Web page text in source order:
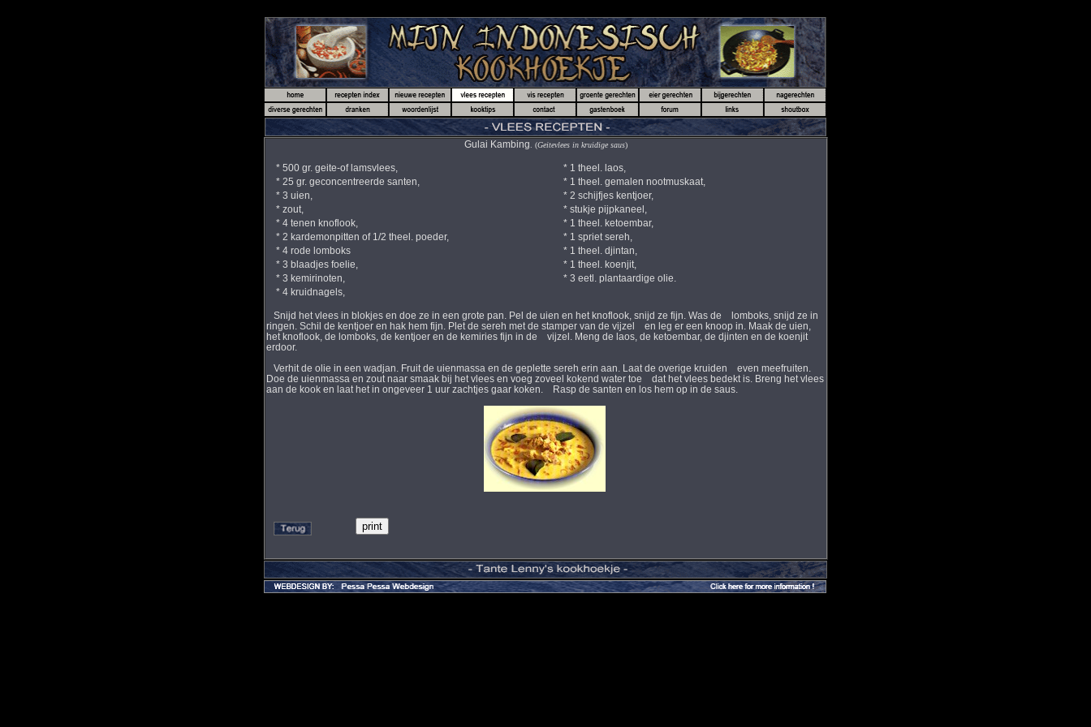
Gulai Kambing . (Geitevlees in kruidige saus)
* 500 gr. geite-of lamsvlees,
* 1 theel. laos,
* 25 gr. geconcentreerde santen,
* 1 theel. gemalen nootmuskaat,
* 3 uien,
* 2 schijfjes kentjoer,
* zout,
* stukje pijpkaneel,
* 4 tenen knoflook,
* 1 theel. ketoembar,
* 2 kardemonpitten of 1/2 theel. poeder,
* 1 spriet sereh,
* 4 rode lomboks
* 1 theel. djintan,
* 3 blaadjes foelie,
* 1 theel. koenjit,
* 3 kemirinoten,
* 3 eetl. plantaardige olie.
* 4 kruidnagels,
Snijd het vlees in blokjes en doe ze in een grote pan. Pel de uien en het knoflook, snijd ze fijn. Was de lomboks, snijd ze in
ringen. Schil de kentjoer en hak hem fijn. Plet de sereh met de stamper van de vijzel en leg er een knoop in. Maak de uien,
het knoflook, de lomboks, de kentjoer en de kemiries fijn in de vijzel. Meng de laos, de ketoembar, de djinten en de koenjit
erdoor.
Verhit de olie in een wadjan. Fruit de uienmassa en de geplette sereh erin aan. Laat de overige kruiden even meefruiten.
Doe de uienmassa en zout naar smaak bij het vlees en voeg zoveel kokend water toe dat het vlees bedekt is. Breng het vlees
aan de kook en laat het in ongeveer 1 uur zachtjes gaar koken. Rasp de santen en los hem op in de saus.